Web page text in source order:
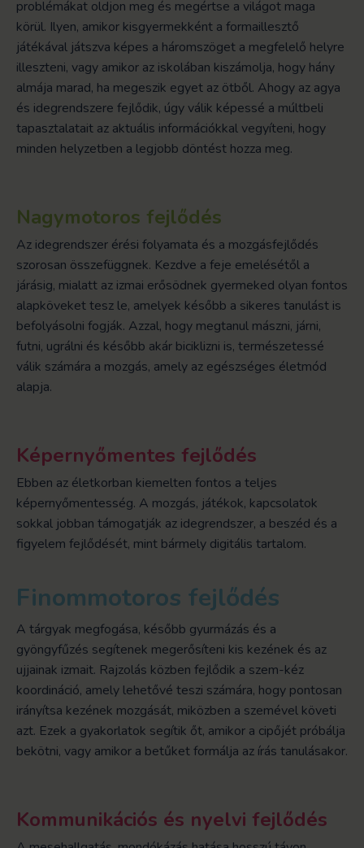
problémákat oldjon meg és megértse a világot maga
körül. Ilyen, amikor kisgyermekként a formaillesztő
játékával játszva képes a háromszöget a megfelelő helyre
illeszteni, vagy amikor az iskolában kiszámolja, hogy hány
almája marad, ha megeszik egyet az ötből. Ahogy az agya
és idegrendszere fejlődik, úgy válik képessé a múltbeli
tapasztalatait az aktuális információkkal vegyíteni, hogy
minden helyzetben a legjobb döntést hozza meg.
Nagymotoros fejlődés
Az idegrendszer érési folyamata és a mozgásfejlődés
szorosan összefüggnek. Kezdve a feje emelésétől a
járásig, mialatt az izmai erősödnek gyermeked olyan fontos
alapköveket tesz le, amelyek később a sikeres tanulást is
befolyásolni fogják. Azzal, hogy megtanul mászni, járni,
futni, ugrálni és később akár biciklizni is, természetessé
válik számára a mozgás, amely az egészséges életmód
alapja.
Képernyőmentes fejlődés
Ebben az életkorban kiemelten fontos a teljes
képernyőmentesség. A mozgás, játékok, kapcsolatok
sokkal jobban támogatják az idegrendszer, a beszéd és a
figyelem fejlődését, mint bármely digitális tartalom.
Finommotoros fejlődés
A tárgyak megfogása, később gyurmázás és a
gyöngyfűzés segítenek megerősíteni kis kezének és az
ujjainak izmait. Rajzolás közben fejlődik a szem-kéz
koordináció, amely lehetővé teszi számára, hogy pontosan
irányítsa kezének mozgását, miközben a szemével követi
azt. Ezek a gyakorlatok segítik őt, amikor a cipőjét próbálja
bekötni, vagy amikor a betűket formálja az írás tanulásakor.
Kommunikációs és nyelvi fejlődés